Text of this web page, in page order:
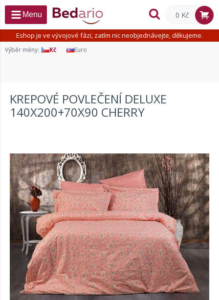
Eshop je ve vývojové fázi, zatím nic neobjednávejte, děkujeme.
Výběr měny: Kč Euro
Menu 0 Kč
KREPOVÉ POVLEČENÍ DELUXE
140X200+70X90 CHERRY